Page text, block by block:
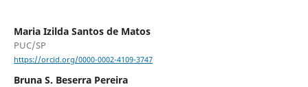
Maria Izilda Santos de Matos
PUC/SP
https://orcid.org/0000-0002-4109-3747
Bruna S. Beserra Pereira